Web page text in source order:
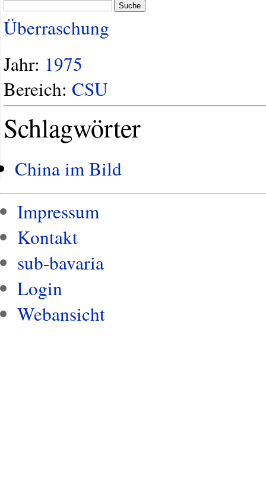
Suche
Überraschung
Jahr: 1975
Bereich: CSU
Schlagwörter
China im Bild
Impressum
Kontakt
sub-bavaria
Login
Webansicht